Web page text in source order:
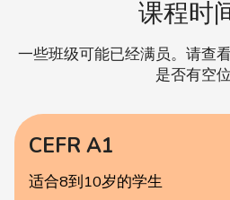
课程时
一些班级可能已经满员。请查
是否有空位
CEFR A1
适合8到10岁的学生